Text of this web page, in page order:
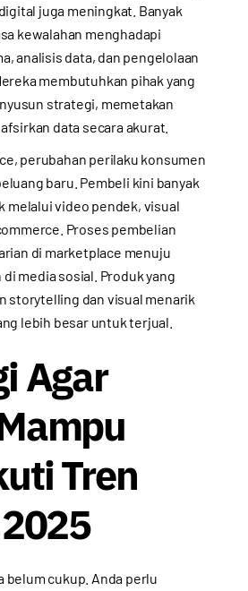
juga meningkat. Banyak
kewalahan menghadapi
analisis data, dan pengelolaan
membutuhkan pihak yang
strategi, memetakan
data secara akurat.
perubahan perilaku konsumen
baru. Pembeli kini banyak
melalui video pendek, visual
Proses pembelian
di marketplace menuju
media sosial. Produk yang
storytelling dan visual menarik
lebih besar untuk terjual.
Agar
Tren
belum cukup. Anda perlu